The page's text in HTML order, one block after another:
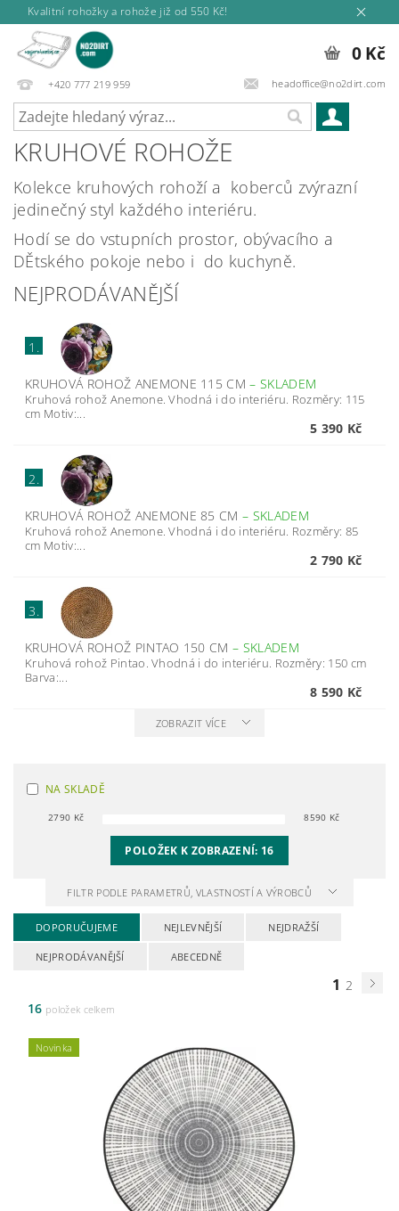
Kvalitní rohožky a rohože již od 550 Kč!
+420 777 219 959 headoffice@no2dirt.com
0 Kč
KRUHOVÉ ROHOŽE
Kolekce kruhových rohoží a koberců zvýrazní
jedinečný styl každého interiéru.
Hodí se do vstupních prostor, obývacího a
DĚtského pokoje nebo i do kuchyně.
NEJPRODÁVANĚJŠÍ
1.
KRUHOVÁ ROHOŽ ANEMONE 115 CM– SKLADEM
Kruhová rohož Anemone. Vhodná i do interiéru. Rozměry: 115
cm Motiv:...
5 390 Kč
2.
KRUHOVÁ ROHOŽ ANEMONE 85 CM– SKLADEM
Kruhová rohož Anemone. Vhodná i do interiéru. Rozměry: 85
cm Motiv:...
2 790 Kč
3.
KRUHOVÁ ROHOŽ PINTAO 150 CM– SKLADEM
Kruhová rohož Pintao. Vhodná i do interiéru. Rozměry: 150 cm
Barva:...
8 590 Kč
ZOBRAZIT VÍCE
NA SKLADĚ
2790 Kč 8590 Kč
POLOŽEK K ZOBRAZENÍ: 16
FILTR PODLE PARAMETRŮ, VLASTNOSTÍ A VÝROBCŮ
DOPORUČUJEME NEJLEVNĚJŠÍ NEJDRAŽŠÍ
NEJPRODÁVANĚJŠÍ ABECEDNĚ
1 2
16 položek celkem
Novinka